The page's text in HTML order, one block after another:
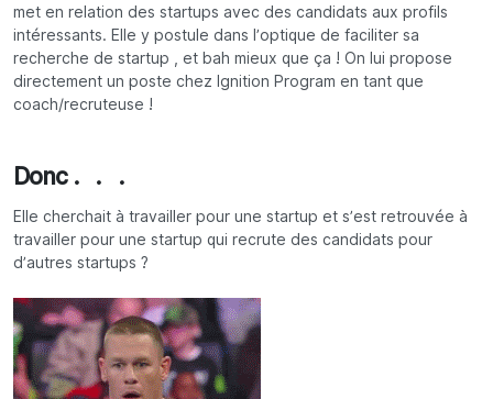
met en relation des startups avec des candidats aux profils
intéressants. Elle y postule dans l’optique de faciliter sa
recherche de startup , et bah mieux que ça ! On lui propose
directement un poste chez Ignition Program en tant que
coach/recruteuse !
Donc . . .
Elle cherchait à travailler pour une startup et s’est retrouvée à
travailler pour une startup qui recrute des candidats pour
d’autres startups ?